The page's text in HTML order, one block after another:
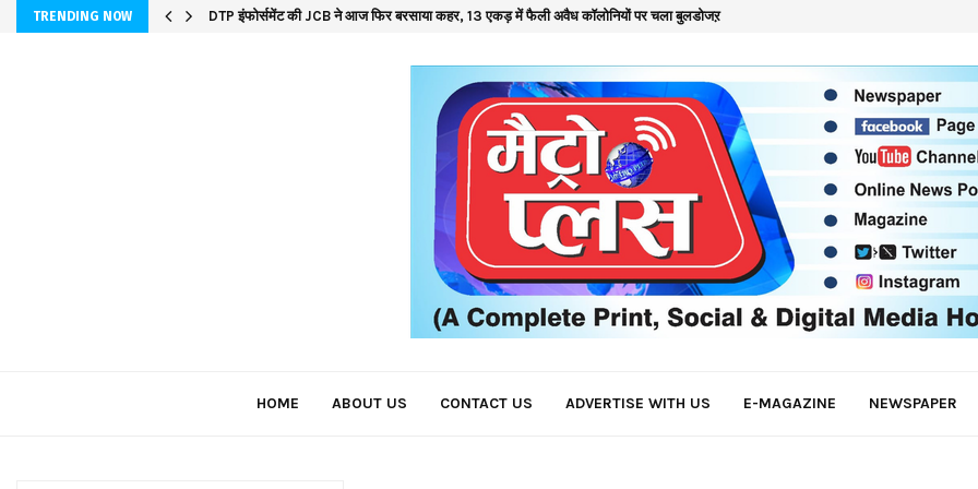
TRENDING NOW DTP इंफोर्समेंट की JCB ने आज फिर बरसाया कहर, 13 एकड़ में फैली अवैध कॉलोनियों पर चला बुलडोजऱ
HOME ABOUT US CONTACT US ADVERTISE WITH US E-MAGAZINE NEWSPAPER